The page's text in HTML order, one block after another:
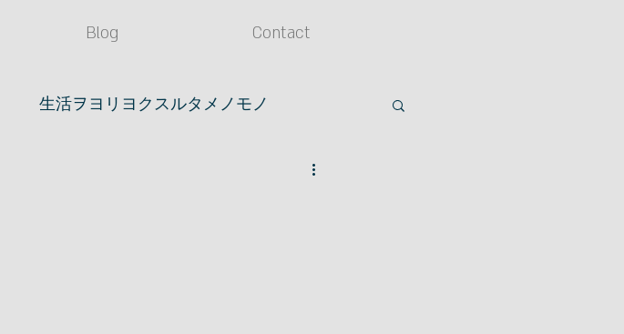
Blog Contact
生活ヲヨリヨクスルタメノモノ
アクセサリー